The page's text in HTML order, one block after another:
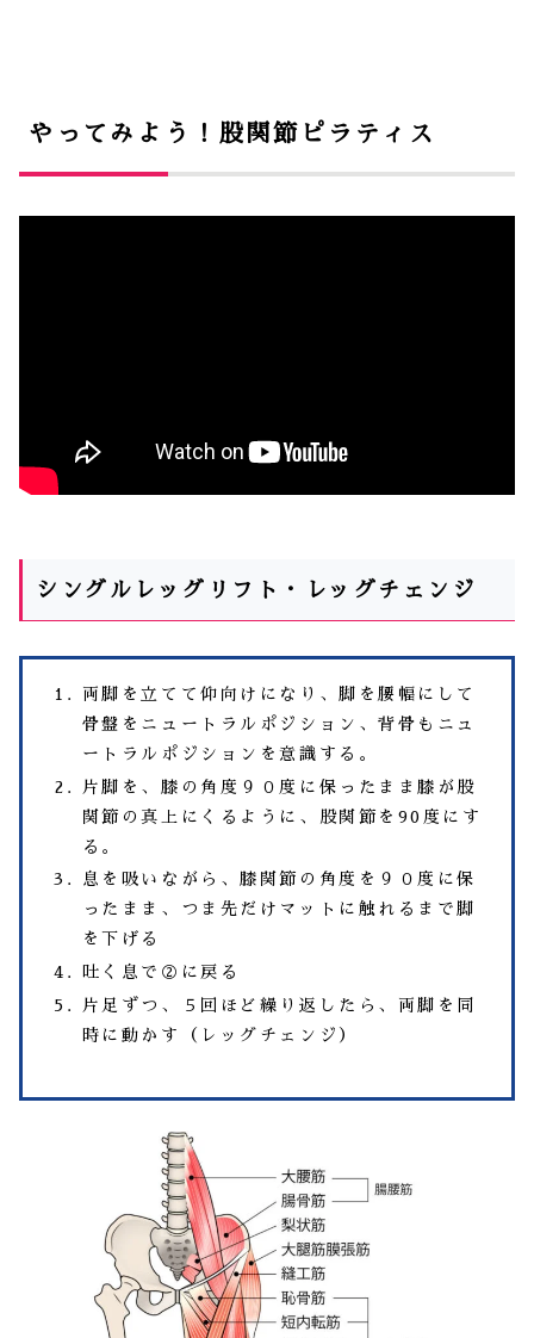
やってみよう！股関節ピラティス
シングルレッグリフト・レッグチェンジ
両脚を立てて仰向けになり、脚を腰幅にして
骨盤をニュートラルポジション、背骨もニュ
ートラルポジションを意識する。
片脚を、膝の角度９０度に保ったまま膝が股
関節の真上にくるように、股関節を90度にす
る。
息を吸いながら、膝関節の角度を９０度に保
ったまま、つま先だけマットに触れるまで脚
を下げる
吐く息で②に戻る
片足ずつ、５回ほど繰り返したら、両脚を同
時に動かす（レッグチェンジ）